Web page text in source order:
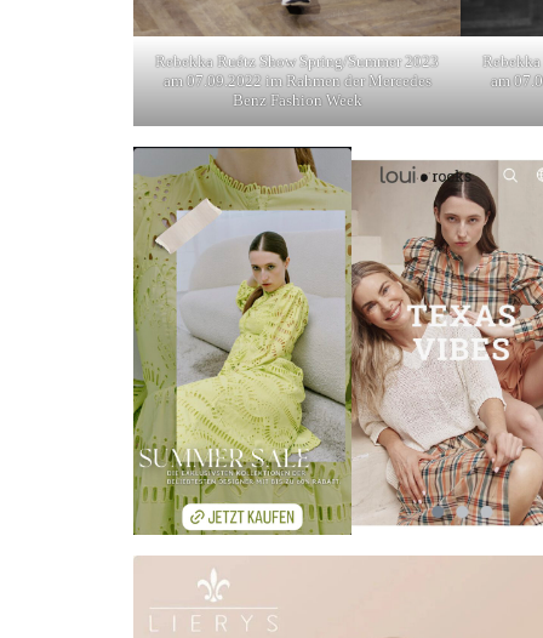
Rebekka Ruétz Show Spring/Summer 2023
am 07.09.2022 im Rahmen der Mercedes
Benz Fashion Week
am